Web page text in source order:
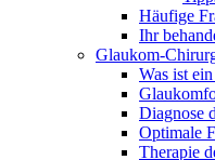
Häufige
Ihr
Glaukom-
Was ist
Diagnose
Optimale
Therapie